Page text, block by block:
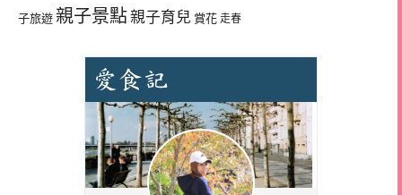
子旅遊 親子景點親子育兒 賞花 走春